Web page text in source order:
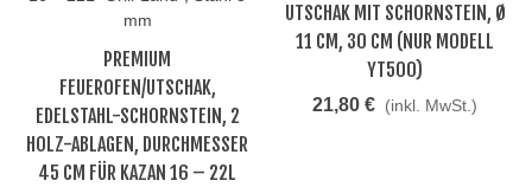
PREMIUM
FEUEROFEN/UTSCHAK,
EDELSTAHL-SCHORNSTEIN, 2
HOLZ-ABLAGEN, DURCHMESSER
45 CM FÜR KAZAN 16 – 22L
UTSCHAK MIT SCHORNSTEIN, Ø
11 CM, 30 CM (NUR MODELL
YT500)
21,80 € (inkl. MwSt.)